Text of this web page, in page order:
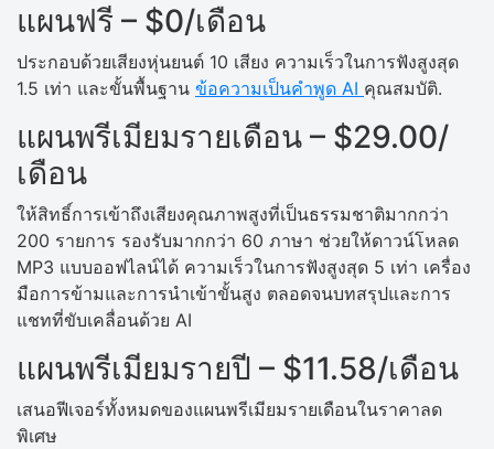
แผนฟรี – $0/เดือน
ประกอบด้วยเสียงหุ่นยนต์ 10 เสียง ความเร็วในการฟังสูงสุด
1.5 เท่า และขั้นพื้นฐาน ข้อความเป็นคำพูด AI คุณสมบัติ.
แผนพรีเมียมรายเดือน – $29.00/
เดือน
ให้สิทธิ์การเข้าถึงเสียงคุณภาพสูงที่เป็นธรรมชาติมากกว่า
200 รายการ รองรับมากกว่า 60 ภาษา ช่วยให้ดาวน์โหลด
MP3 แบบออฟไลน์ได้ ความเร็วในการฟังสูงสุด 5 เท่า เครื่อง
มือการข้ามและการนำเข้าขั้นสูง ตลอดจนบทสรุปและการ
แชทที่ขับเคลื่อนด้วย AI
แผนพรีเมียมรายปี – $11.58/เดือน
เสนอฟีเจอร์ทั้งหมดของแผนพรีเมียมรายเดือนในราคาลด
พิเศษ